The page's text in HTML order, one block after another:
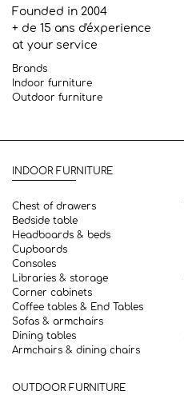
Founded in 2004
+ de 15 ans d'éxperience
at your service
Brands
Indoor furniture
Outdoor furniture
INDOOR FURNITURE
Chest of drawers
Bedside table
Headboards & beds
Cupboards
Consoles
Libraries & storage
Corner cabinets
Coffee tables & End Tables
Sofas & armchairs
Dining tables
Armchairs & dining chairs
OUTDOOR FURNITURE